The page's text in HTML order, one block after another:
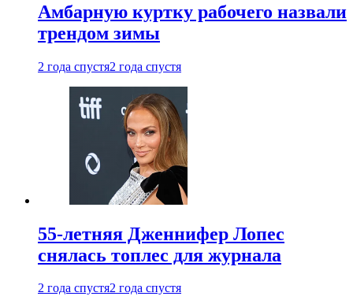
Амбарную куртку рабочего назвали
трендом зимы
2 года спустя2 года спустя
55-летняя Дженнифер Лопес
снялась топлес для журнала
2 года спустя2 года спустя